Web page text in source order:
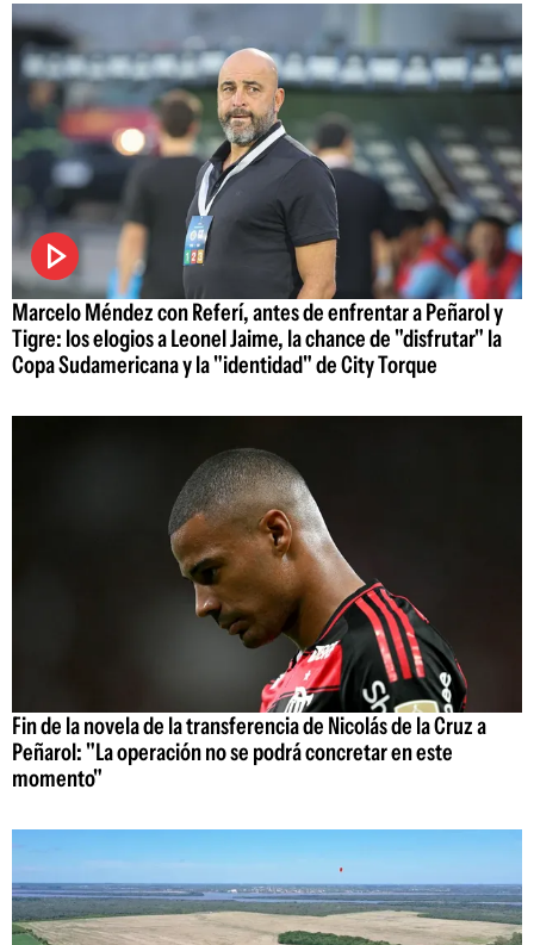
Marcelo Méndez con Referí, antes de enfrentar a Peñarol y
Tigre: los elogios a Leonel Jaime, la chance de "disfrutar" la
Copa Sudamericana y la "identidad" de City Torque
Fin de la novela de la transferencia de Nicolás de la Cruz a
Peñarol: "La operación no se podrá concretar en este
momento"